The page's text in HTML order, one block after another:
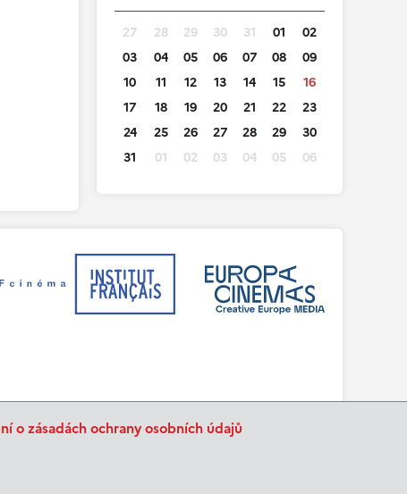
o zásadách ochrany osobních údajů
27 28 29 30 31 01
02
03
04 05 06 07 08
09
10
11 12 13 14 15
16
17
18 19 20 21 22
23
24
25 26 27 28 29
30
31
01 02 03 04 05 06